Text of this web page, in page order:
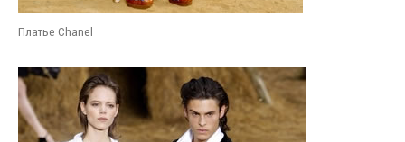
Платье Chanel